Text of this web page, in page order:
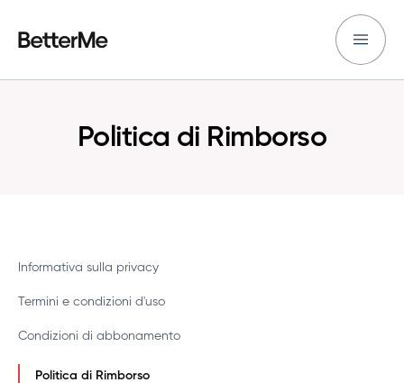
Politica di Rimborso
Informativa sulla privacy
Termini e condizioni d'uso
Condizioni di abbonamento
Politica di Rimborso